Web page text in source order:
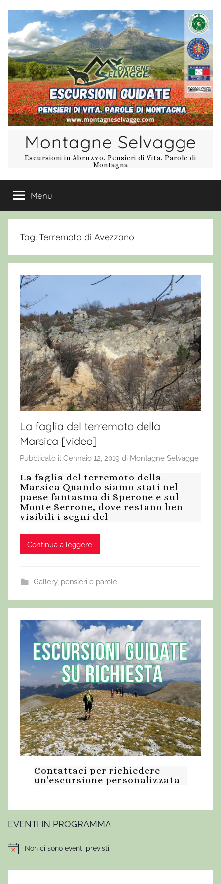
contenuto
Montagne Selvagge
Escursioni in Abruzzo. Pensieri di Vita. Parole di
Montagna
Menu
Tag: Terremoto di Avezzano
La faglia del terremoto della
Marsica [video]
Pubblicato il Gennaio 12, 2019 di Montagne Selvagge
La faglia del terremoto della
Marsica Quando siamo stati nel
paese fantasma di Sperone e sul
Monte Serrone, dove restano ben
visibili i segni del
Continua a leggere
Gallery, pensieri e parole
Contattaci per richiedere
un'escursione personalizzata
EVENTI IN PROGRAMMA
NoticeNon ci sono eventi previsti.